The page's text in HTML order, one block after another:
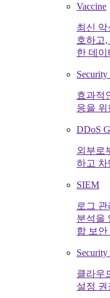
Vaccine
최신
호하고
한 데이
효과적
응을
DDoS
외부로
하고 차
SIEM
로그
분석을
합 보안
클라우
설정